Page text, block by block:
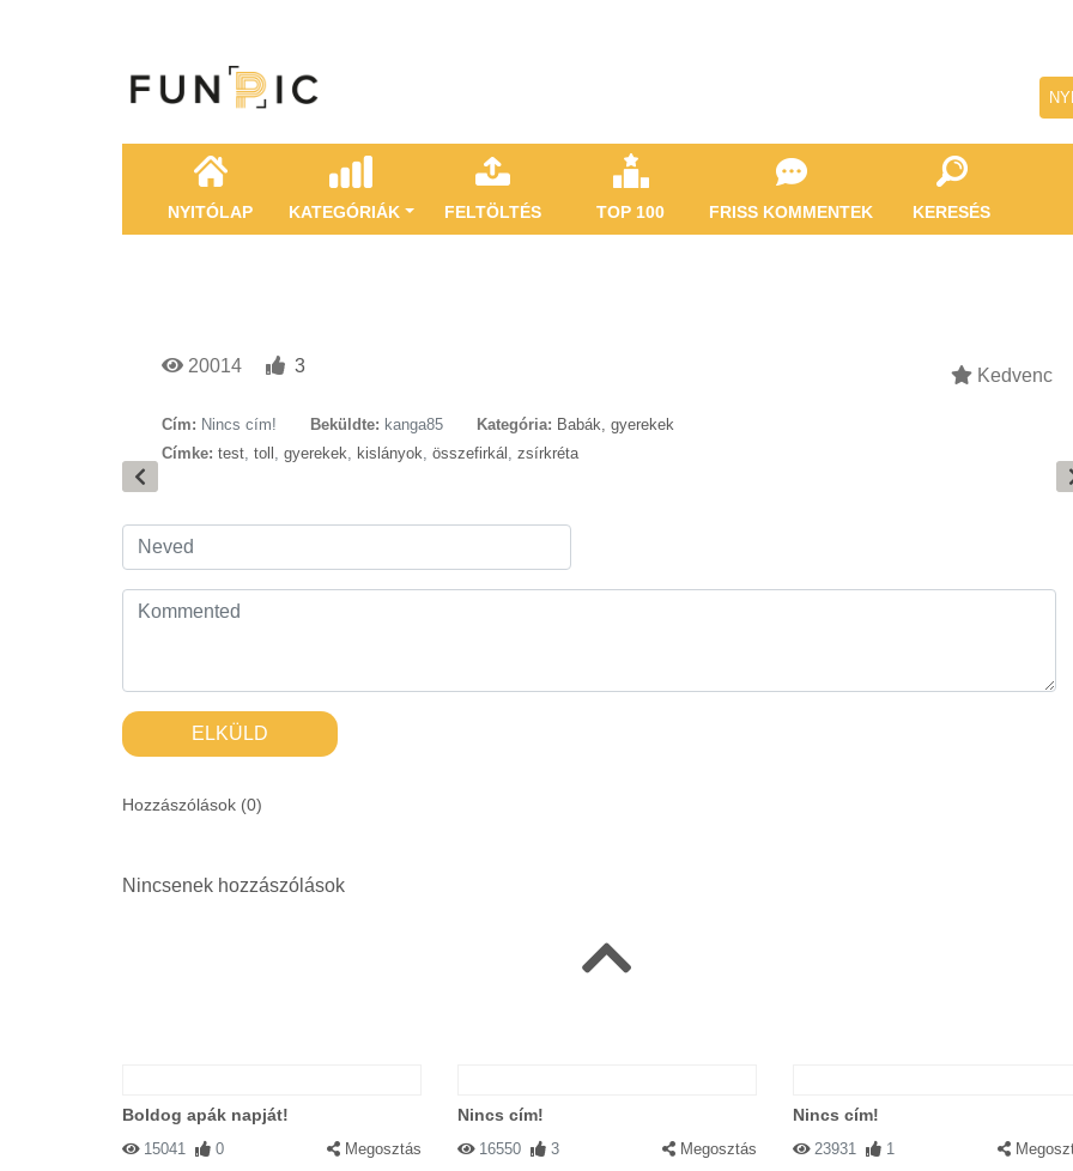
NYITÓLAP KATEGÓRIÁK FELTÖLTÉS TOP 100 FRISS KOMMENTEK KERESÉS
20014 3 Kedvenc
Cím: Nincs cím! Beküldte: kanga85 Kategória: Babák, gyerekek
Címke: test, toll , gyerekek, kislányok, összefirkál , zsírkréta
ELKÜLD
Hozzászólások (0)
Nincsenek hozzászólások
Boldog apák napját!
15041 0 Megosztás
Nincs cím!
16550 3 Megosztás
Nincs cím!
23931 1